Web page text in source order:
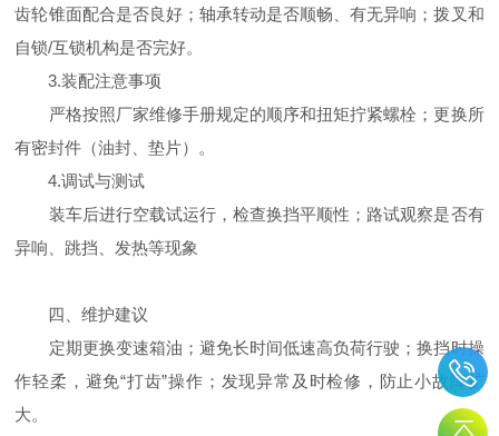
齿轮锥面配合是否良好；轴承转动是否顺畅、有无异响；拨叉和
自锁/互锁机构是否完好。
3.装配注意事项
严格按照厂家维修手册规定的顺序和扭矩拧紧螺栓；更换所
有密封件（油封、垫片）。
4.调试与测试
装车后进行空载试运行，检查换挡平顺性；路试观察是否有
异响、跳挡、发热等现象
四、维护建议
定期更换变速箱油；避免长时间低速高负荷行驶；换挡时操
作轻柔，避免“打齿”操作；发现异常及时检修，防止小故障扩
大。